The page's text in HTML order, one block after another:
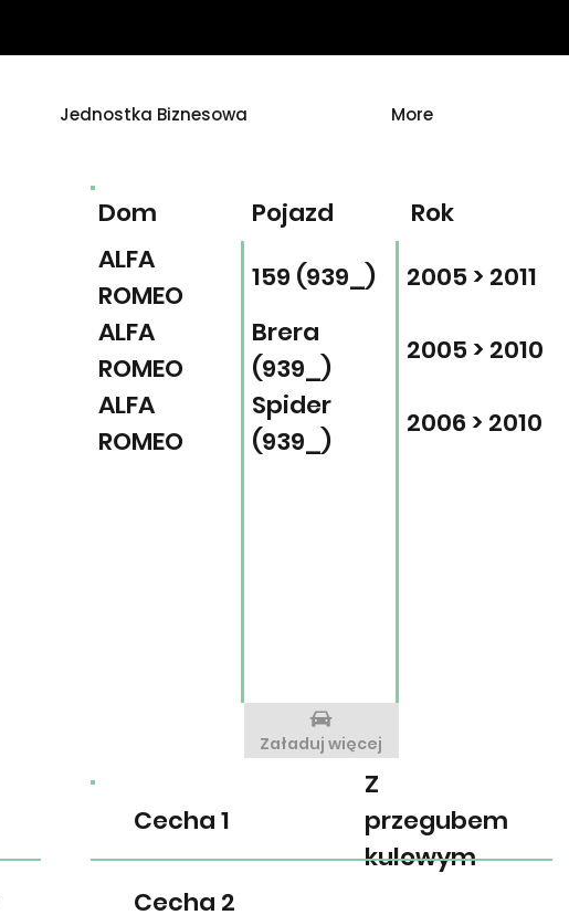
Jednostka Biznesowa More
Cecha 1
Cecha 2
Z
przegubem
kulowym
Pojazd Rok
Dom
ALFA
ROMEO
159 (939_)
2005 > 2011
ALFA
ROMEO
Brera
(939_)
2005 > 2010
ALFA
ROMEO
Spider
(939_)
2006 > 2010
Załaduj więcej